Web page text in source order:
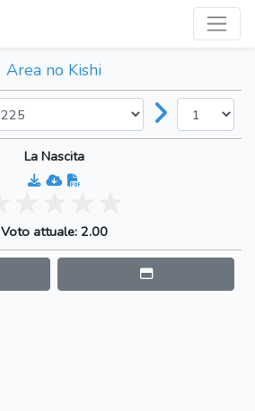
Area no Kishi
La Nascita
Voto attuale: 2.00